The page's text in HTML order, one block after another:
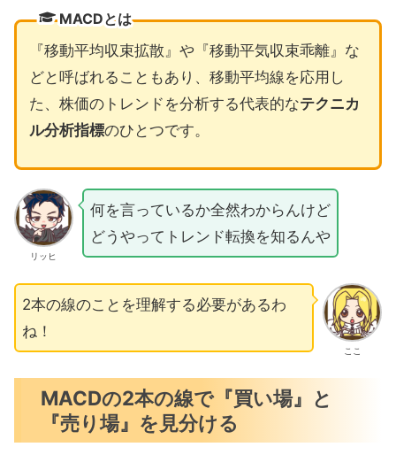
MACDとは
『移動平均収束拡散』や『移動平気収束乖離』な
どと呼ばれることもあり、移動平均線を応用し
た、株価のトレンドを分析する代表的なテクニカ
ル分析指標のひとつです。
リッヒ
何を言っているか全然わからんけど
どうやってトレンド転換を知るんや
ここ
2本の線のことを理解する必要があるわ
ね！
MACDの2本の線で『買い場』と
『売り場』を見分ける